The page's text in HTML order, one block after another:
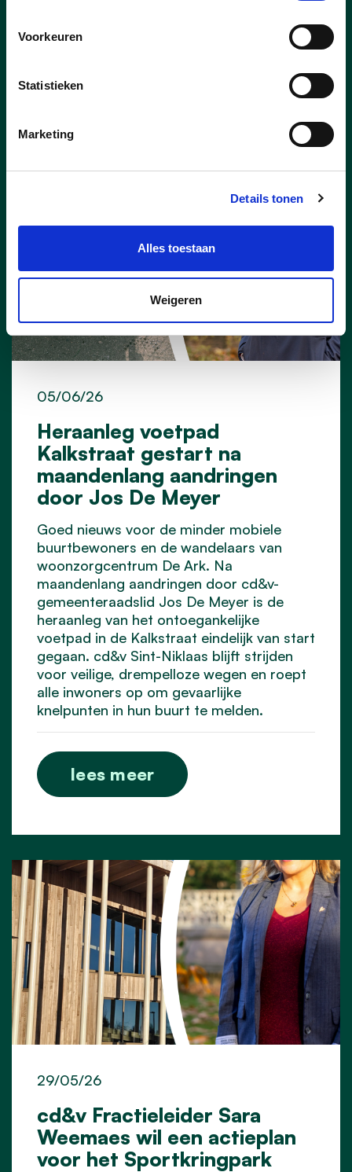
Voorkeuren
Statistieken
Marketing
Details tonen
Alles toestaan
Weigeren
maar kosten voor de gebruiker slechts de
lees meer
Heraanleg voetpad
Kalkstraat gestart na
maandenlang aandringen
door Jos De Meyer
05/06/26
Goed nieuws voor de minder mobiele
buurtbewoners en de wandelaars van
woonzorgcentrum De Ark. Na
maandenlang aandringen door cd&v-
gemeenteraadslid Jos De Meyer is de
heraanleg van het ontoegankelijke
voetpad in de Kalkstraat eindelijk van start
gegaan. cd&v Sint-Niklaas blijft strijden
voor veilige, drempelloze wegen en roept
alle inwoners op om gevaarlijke
knelpunten in hun buurt te melden.
lees meer
cd&v Fractieleider Sara
Weemaes wil een actieplan
voor het Sportkringpark
29/05/26